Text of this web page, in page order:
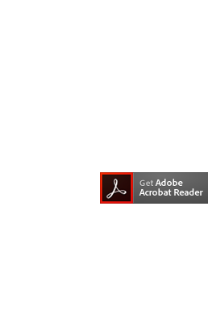
ダウン
ダウン
掲載の取扱
が含まれて
取扱説明
の機種に